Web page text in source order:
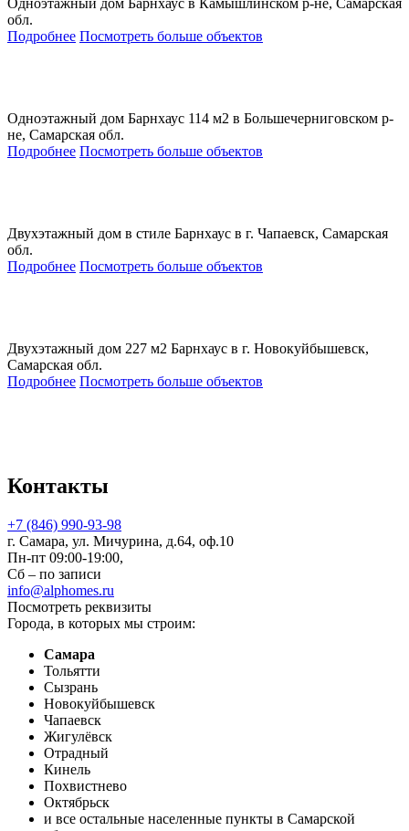
Одноэтажный дом Барнхаус в Камышлинском р-не, Самарская
обл.
Подробнее Посмотреть больше объектов
Одноэтажный дом Барнхаус 114 м2 в Большечерниговском р-
не, Самарская обл.
Подробнее Посмотреть больше объектов
Двухэтажный дом в стиле Барнхаус в г. Чапаевск, Самарская
обл.
Подробнее Посмотреть больше объектов
Двухэтажный дом 227 м2 Барнхаус в г. Новокуйбышевск,
Самарская обл.
Подробнее Посмотреть больше объектов
Контакты
+7 (846) 990-93-98
г. Самара, ул. Мичурина, д.64, оф.10
Пн-пт 09:00-19:00,
Сб – по записи
info@alphomes.ru
Посмотреть реквизиты
Города, в которых мы строим:
Самара
Тольятти
Сызрань
Новокуйбышевск
Чапаевск
Жигулёвск
Отрадный
Кинель
Похвистнево
Октябрьск
и все остальные населенные пункты в Самарской